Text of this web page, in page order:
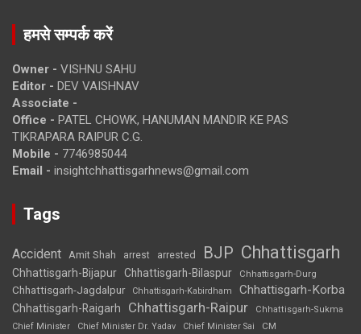
हमसे सम्पर्क करें
Owner - VISHNU SAHU
Editor - DEV VAISHNAV
Associate -
Office - PATEL CHOWK, HANUMAN MANDIR KE PAS
TIKRAPARA RAIPUR C.G.
Mobile - 7746985044
Email - insightchhattisgarhnews@gmail.com
Tags
Accident Amit Shah arrest arrested BJP Chhattisgarh
Chhattisgarh-Bijapur Chhattisgarh-Bilaspur Chhattisgarh-Durg
Chhattisgarh-Jagdalpur Chhattisgarh-Kabirdham Chhattisgarh-Korba
Chhattisgarh-Raigarh Chhattisgarh-Raipur
Chhattisgarh-Sukma
Chief Minister
Chief Minister Dr. Yadav Chief Minister Sai CM